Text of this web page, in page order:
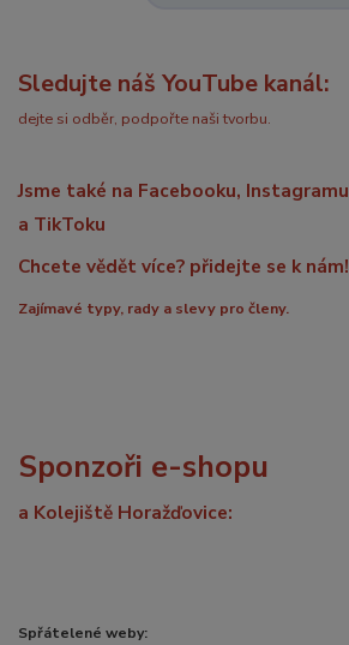
Sledujte náš YouTube kanál:
dejte si odběr, podpořte naši tvorbu.
Jsme také na Facebooku, Instagramu
a TikToku
Chcete vědět více? přidejte se k nám!
Zajímavé typy, rady a slevy pro členy.
Sponzoři e-shopu
a Kolejiště Horažďovice:
Spřátelené weby: